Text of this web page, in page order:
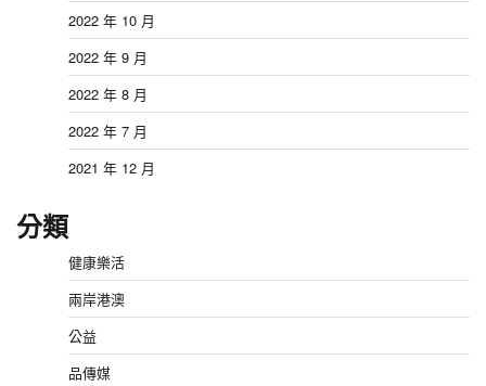
2022 年 10 月
2022 年 9 月
2022 年 8 月
2022 年 7 月
2021 年 12 月
分類
健康樂活
兩岸港澳
公益
品傳媒